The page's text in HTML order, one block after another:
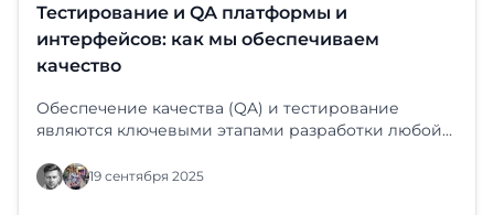
Тестирование и QA платформы и
интерфейсов: как мы обеспечиваем
качество
Обеспечение качества (QA) и тестирование
являются ключевыми этапами разработки любой
процессы помогают выявить и устранить ошибки,
гарантируя, что продукт соответствует
19 сентября 2025